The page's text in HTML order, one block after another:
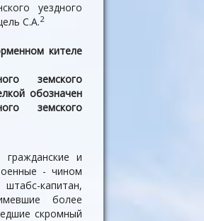
уездного
С.А.2
кителе
земского
обозначен
земского
и
- чином
капитан,
более
скромный